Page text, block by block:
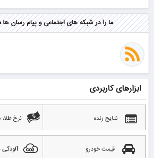
ما را در شبکه های اجتماعی و پیام رسان ها
ابزارهای کاربردی
نتایج زنده نرخ طلا،
قیمت خودرو آلودگی